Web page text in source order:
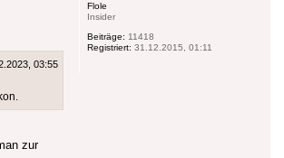
Flole
Insider
Beiträge: 11418
Registriert: 31.12.2015, 01:11
03:55
zur